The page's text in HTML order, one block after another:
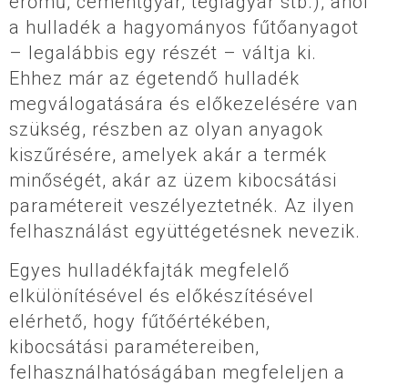
a hulladék a hagyományos fűtőanyagot
– legalábbis egy részét – váltja ki.
Ehhez már az égetendő hulladék
megválogatására és előkezelésére van
szükség, részben az olyan anyagok
kiszűrésére, amelyek akár a termék
minőségét, akár az üzem kibocsátási
paramétereit veszélyeztetnék. Az ilyen
felhasználást együttégetésnek nevezik.
Egyes hulladékfajták megfelelő
elkülönítésével és előkészítésével
elérhető, hogy fűtőértékében,
kibocsátási paramétereiben,
felhasználhatóságában megfeleljen a